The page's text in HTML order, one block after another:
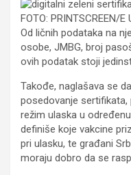
FOTO: PRINTSCREEN/E
Od ličnih podataka na
osobe, JMBG, broj
ovih podatak stoji
Takođe, naglašava se
posedovanje
režim ulaska u
definiše koje vakcine
pri ulasku, te građani
moraju dobro da se